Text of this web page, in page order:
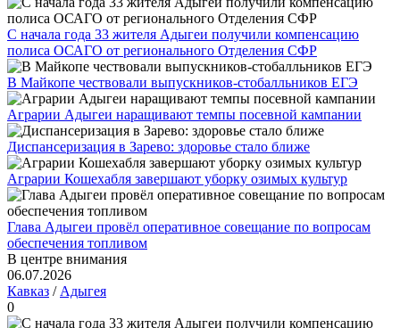
С начала года 33 жителя Адыгеи получили компенсацию
полиса ОСАГО от регионального Отделения СФР
В Майкопе чествовали выпускников-стобалльников ЕГЭ
Аграрии Адыгеи наращивают темпы посевной кампании
Диспансеризация в Зарево: здоровье стало ближе
Аграрии Кошехабля завершают уборку озимых культур
Глава Адыгеи провёл оперативное совещание по вопросам
обеспечения топливом
В центре внимания
06.07.2026
Кавказ / Адыгея
0